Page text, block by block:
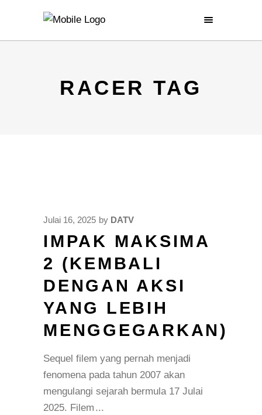
RACER TAG
Julai 16, 2025 by DATV
IMPAK MAKSIMA
2 (KEMBALI
DENGAN AKSI
YANG LEBIH
MENGGEGARKAN)
Sequel filem yang pernah menjadi
fenomena pada tahun 2007 akan
mengulangi sejarah bermula 17 Julai
2025. Filem